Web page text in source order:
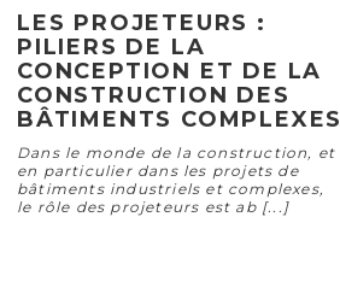
LES PROJETEURS :
PILIERS DE LA
CONCEPTION ET DE LA
CONSTRUCTION DES
BÂTIMENTS COMPLEXES
Dans le monde de la construction, et
en particulier dans les projets de
bâtiments industriels et complexes,
le rôle des projeteurs est ab [...]